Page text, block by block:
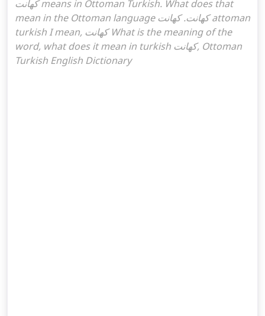
كهانت means in Ottoman Turkish. What does that
mean in the Ottoman language كهانت. كهانت attoman
turkish I mean, كهانت What is the meaning of the
word, what does it mean in turkish كهانت, Ottoman
Turkish English Dictionary